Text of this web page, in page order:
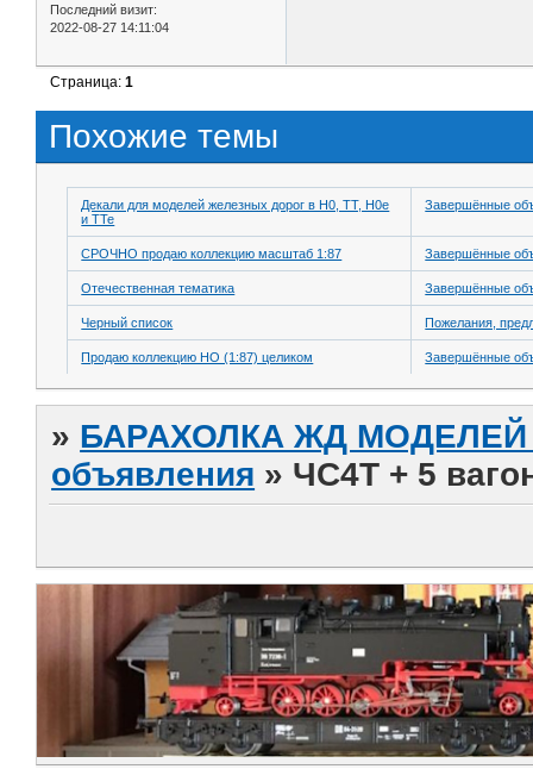
Последний визит:
2022-08-27 14:11:04
Страница:1
Похожие темы
Декали для моделей железных дорог в H0, TT, H0e
и TTe
Завершённые
СРОЧНО продаю коллекцию масштаб 1:87 Завершённые
Отечественная тематика Завершённые
Черный список Пожелания,
Продаю коллекцию HO (1:87) целиком Завершённые
» БАРАХОЛКА ЖД МОДЕЛЕЙ
объявления » ЧС4Т + 5